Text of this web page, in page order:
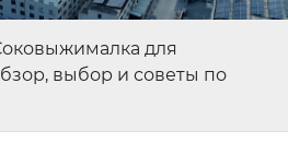
для
выбор и советы по